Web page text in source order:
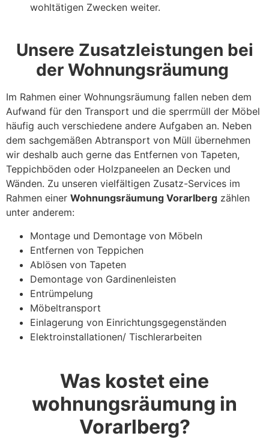
wohltätigen Zwecken weiter.
Unsere Zusatzleistungen bei
der Wohnungsräumung
Im Rahmen einer Wohnungsräumung fallen neben dem
Aufwand für den Transport und die sperrmüll der Möbel
häufig auch verschiedene andere Aufgaben an. Neben
dem sachgemäßen Abtransport von Müll übernehmen
wir deshalb auch gerne das Entfernen von Tapeten,
Teppichböden oder Holzpaneelen an Decken und
Wänden. Zu unseren vielfältigen Zusatz-Services im
Rahmen einer Wohnungsräumung Vorarlberg zählen
unter anderem:
Montage und Demontage von Möbeln
Entfernen von Teppichen
Ablösen von Tapeten
Demontage von Gardinenleisten
Entrümpelung
Möbeltransport
Einlagerung von Einrichtungsgegenständen
Elektroinstallationen/ Tischlerarbeiten
Was kostet eine
wohnungsräumung in
Vorarlberg?